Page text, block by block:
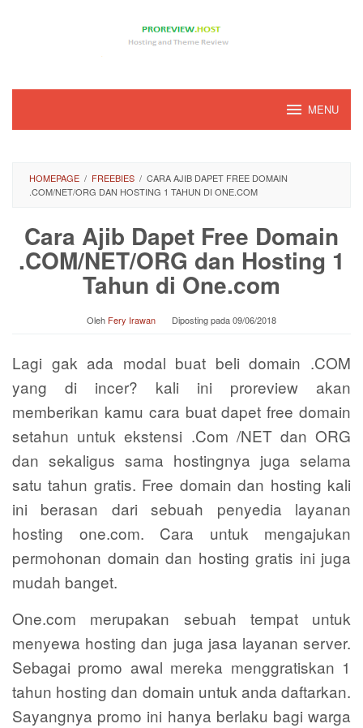
MENU
HOMEPAGE / FREEBIES / CARA AJIB DAPET FREE DOMAIN
.COM/NET/ORG DAN HOSTING 1 TAHUN DI ONE.COM
Cara Ajib Dapet Free Domain
.COM/NET/ORG dan Hosting 1
Tahun di One.com
Oleh Fery Irawan Diposting pada09/06/2018
Lagi gak ada modal buat beli domain .COM
yang di incer? kali ini proreview akan
memberikan kamu cara buat dapet free domain
setahun untuk ekstensi .Com /NET dan ORG
dan sekaligus sama hostingnya juga selama
satu tahun gratis. Free domain dan hosting kali
ini berasan dari sebuah penyedia layanan
hosting one.com. Cara untuk mengajukan
permohonan domain dan hosting gratis ini juga
mudah banget.
One.com merupakan sebuah tempat untuk
menyewa hosting dan juga jasa layanan server.
Sebagai promo awal mereka menggratiskan 1
tahun hosting dan domain untuk anda daftarkan.
Sayangnya promo ini hanya berlaku bagi warga